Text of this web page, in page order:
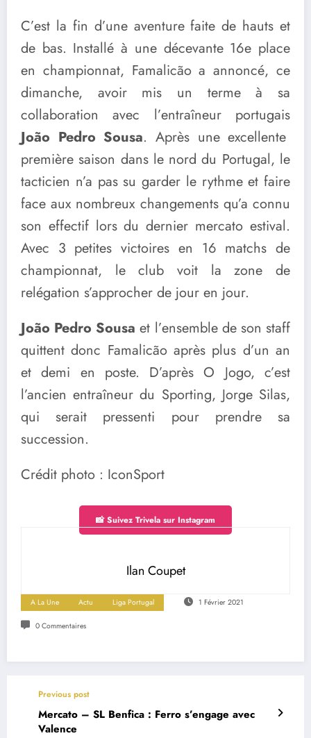
C’est la fin d’une aventure faite de hauts et
de bas. Installé à une décevante 16e place
en championnat, Famalicão a annoncé, ce
dimanche, avoir mis un terme à sa
collaboration avec l’entraîneur portugais
João Pedro Sousa. Après une excellente
première saison dans le nord du Portugal, le
tacticien n’a pas su garder le rythme et faire
face aux nombreux changements qu’a connu
son effectif lors du dernier mercato estival.
Avec 3 petites victoires en 16 matchs de
championnat, le club voit la zone de
relégation s’approcher de jour en jour.
João Pedro Sousa et l’ensemble de son staff
quittent donc Famalicão après plus d’un an
et demi en poste. D’après O Jogo, c’est
l’ancien entraîneur du Sporting, Jorge Silas,
qui serait pressenti pour prendre sa
succession.
Crédit photo : IconSport
📸 Suivez Trivela sur Instagram
Ilan Coupet
A La Une Actu Liga Portugal 1 Février 2021
0 Commentaires
Previous post
Mercato – SL Benfica : Ferro s’engage avec
Valence